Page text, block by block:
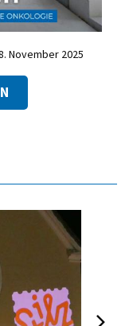
November 2025